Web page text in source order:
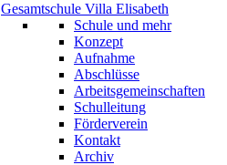
Gesamtschule Villa Elisabeth
Schule und mehr
Konzept
Aufnahme
Abschlüsse
Arbeitsgemeinschaften
Schulleitung
Förderverein
Kontakt
Archiv